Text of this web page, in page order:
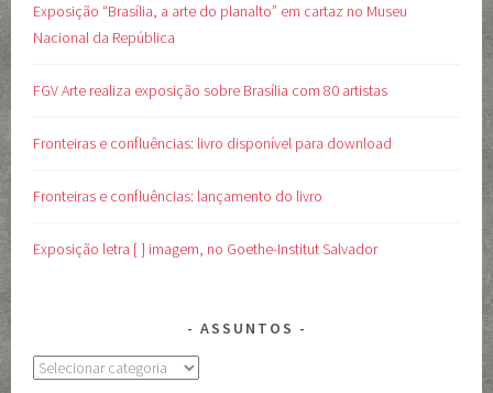
Exposição “Brasília, a arte do planalto” em cartaz no Museu
Nacional da República
FGV Arte realiza exposição sobre Brasília com 80 artistas
Fronteiras e confluências: livro disponível para download
Fronteiras e confluências: lançamento do livro
Exposição letra [ ] imagem, no Goethe-Institut Salvador
ASSUNTOS
Assuntos